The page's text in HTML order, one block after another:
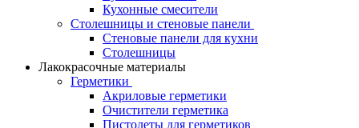
Кухонные смесители
Столешницы и стеновые панели
Стеновые панели для кухни
Столешницы
Лакокрасочные материалы
Герметики
Акриловые герметики
Очистители герметика
Пистолеты для герметиков